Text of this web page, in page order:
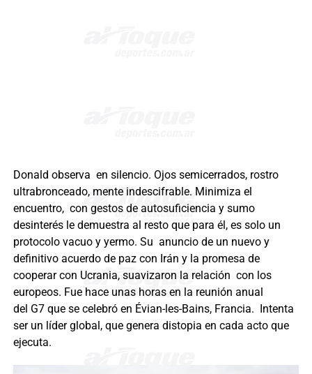
Donald observa en silencio. Ojos semicerrados, rostro
ultrabronceado, mente indescifrable. Minimiza el
encuentro, con gestos de autosuficiencia y sumo
desinterés le demuestra al resto que para él, es solo un
protocolo vacuo y yermo. Su anuncio de un nuevo y
definitivo acuerdo de paz con Irán y la promesa de
cooperar con Ucrania, suavizaron la relación con los
europeos. Fue hace unas horas en la reunión anual
del G7 que se celebró en Évian-les-Bains, Francia. Intenta
ser un líder global, que genera distopia en cada acto que
ejecuta.